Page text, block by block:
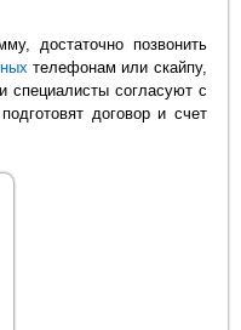
достаточно позвонить
телефонам или скайпу,
специалисты согласуют с
договор и счет